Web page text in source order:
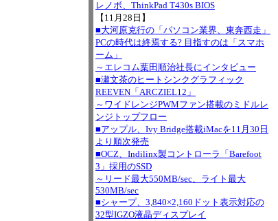
レノボ、ThinkPad T430s BIOS
【11月28日】
■大河原克行の「パソコン業界、東奔西走」
PCの時代は終焉する? 目指すのは「スマホ
ーム」
～エレコム葉田順治社長にインタビュー
■瀬文茶のヒートシンクグラフィック
REEVEN「ARCZIEL12」
～ワイドレンジPWMファン搭載のミドルレ
ンジトップフロー
■アップル、Ivy Bridge搭載iMacを11月30日
より順次発売
■OCZ、Indilinx製コントローラ「Barefoot
3」採用のSSD
～リード最大550MB/sec、ライト最大
530MB/sec
■シャープ、3,840×2,160ドット表示対応の
32型IGZO液晶ディスプレイ